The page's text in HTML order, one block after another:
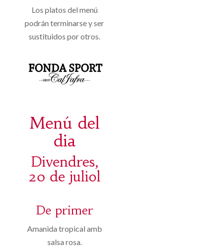
Los platos del menú
podrán terminarse y ser
sustituidos por otros.
Menú del
dia
Divendres,
20 de juliol
De primer
Amanida tropical amb
salsa rosa.